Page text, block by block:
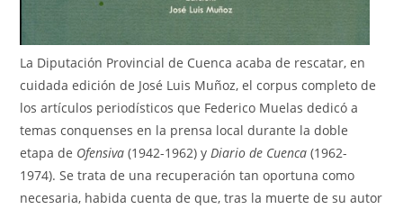
La Diputación Provincial de Cuenca acaba de rescatar, en
cuidada edición de José Luis Muñoz, el corpus completo de
los artículos periodísticos que Federico Muelas dedicó a
temas conquenses en la prensa local durante la doble
etapa de Ofensiva (1942-1962) yDiario de Cuenca (1962-
1974). Se trata de una recuperación tan oportuna como
necesaria, habida cuenta de que, tras la muerte de su autor